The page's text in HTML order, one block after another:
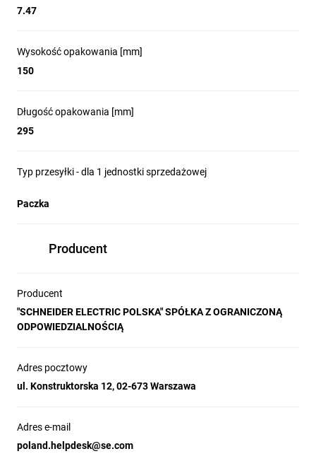
7.47
Wysokość opakowania [mm]
150
Długość opakowania [mm]
295
Typ przesyłki - dla 1 jednostki sprzedażowej
Paczka
Producent
Producent
"SCHNEIDER ELECTRIC POLSKA" SPÓŁKA Z OGRANICZONĄ
ODPOWIEDZIALNOŚCIĄ
Adres pocztowy
ul. Konstruktorska 12, 02-673 Warszawa
Adres e-mail
poland.helpdesk@se.com